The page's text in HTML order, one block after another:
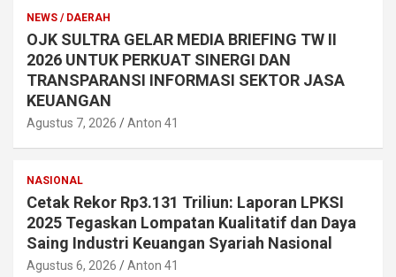
NEWS / DAERAH
OJK SULTRA GELAR MEDIA BRIEFING TW II
2026 UNTUK PERKUAT SINERGI DAN
TRANSPARANSI INFORMASI SEKTOR JASA
KEUANGAN
Agustus 7, 2026 Anton 41
NASIONAL
Cetak Rekor Rp3.131 Triliun: Laporan LPKSI
2025 Tegaskan Lompatan Kualitatif dan Daya
Saing Industri Keuangan Syariah Nasional
Agustus 6, 2026 Anton 41